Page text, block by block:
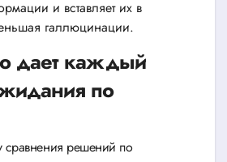
и вставляет их в
галлюцинации.
дает каждый
по
сравнения решений по